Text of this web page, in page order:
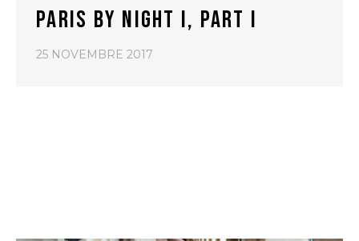
PARIS BY NIGHT I, PART I
25 NOVEMBRE 2017